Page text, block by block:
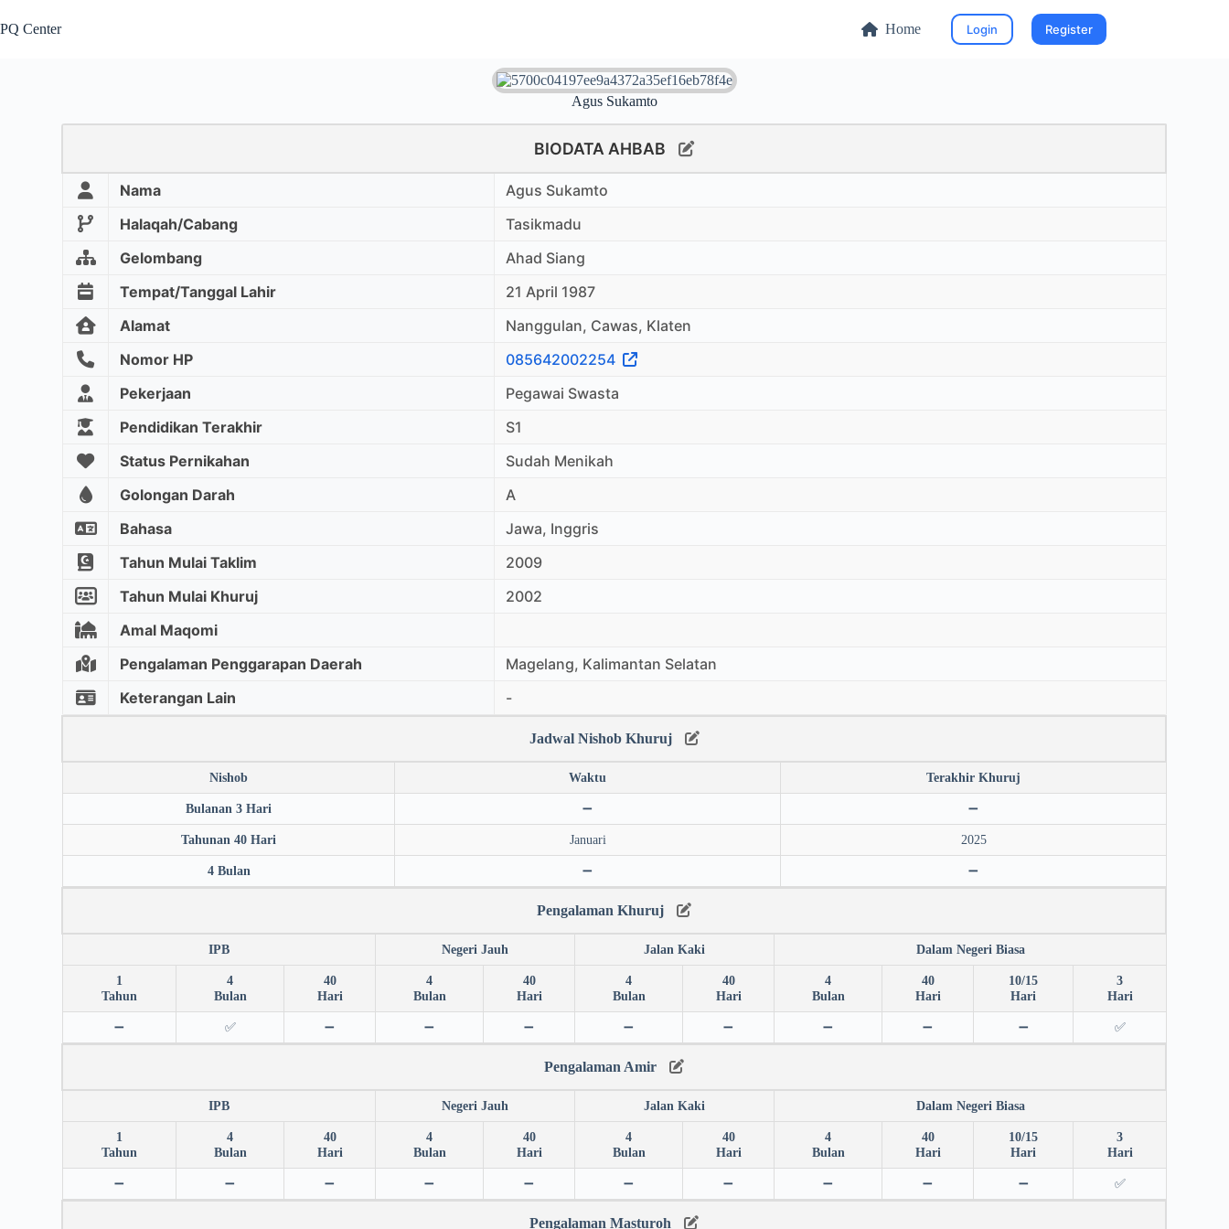
PQ Center Home Login Register
Agus Sukamto
BIODATA AHBAB
Nama
Agus Sukamto
Halaqah/Cabang
Tasikmadu
Gelombang
Ahad Siang
Tempat/Tanggal Lahir
21 April 1987
Alamat
Nanggulan, Cawas, Klaten
Nomor HP
085642002254
Pekerjaan
Pegawai Swasta
Pendidikan Terakhir
S1
Status Pernikahan
Sudah Menikah
Golongan Darah
A
Bahasa
Jawa, Inggris
Tahun Mulai Taklim
2009
Tahun Mulai Khuruj
2002
Amal Maqomi
Pengalaman Penggarapan Daerah
Magelang, Kalimantan Selatan
Keterangan Lain
-
Jadwal Nishob Khuruj
Nishob Waktu Terakhir Khuruj
Bulanan 3 Hari ➖ ➖
Tahunan 40 Hari Januari 2025
4 Bulan ➖ ➖
Pengalaman Khuruj
IPB Negeri Jauh Jalan Kaki Dalam Negeri Biasa
1
Tahun
4
Bulan
40
Hari
4
Bulan
40
Hari
4
Bulan
40
Hari
4
Bulan
40
Hari
10/15
Hari
3
Hari
➖ ✅ ➖ ➖ ➖ ➖ ➖ ➖ ➖ ➖ ✅
Pengalaman Amir
IPB Negeri Jauh Jalan Kaki Dalam Negeri Biasa
1
Tahun
4
Bulan
40
Hari
4
Bulan
40
Hari
4
Bulan
40
Hari
4
Bulan
40
Hari
10/15
Hari
3
Hari
➖ ➖ ➖ ➖ ➖ ➖ ➖ ➖ ➖ ➖ ✅
Pengalaman Masturoh